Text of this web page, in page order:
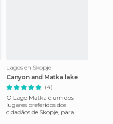
Lagos en Skopje
Canyon and Matka lake
(4)
O Lago Matka é um dos
lugares preferidos dos
cidadãos de Skopje, para